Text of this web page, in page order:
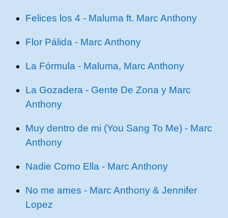
Felices los 4 - Maluma ft. Marc Anthony
Flor Pálida - Marc Anthony
La Fórmula - Maluma, Marc Anthony
La Gozadera - Gente De Zona y Marc
Anthony
Muy dentro de mi (You Sang To Me) - Marc
Anthony
Nadie Como Ella - Marc Anthony
No me ames - Marc Anthony & Jennifer
Lopez